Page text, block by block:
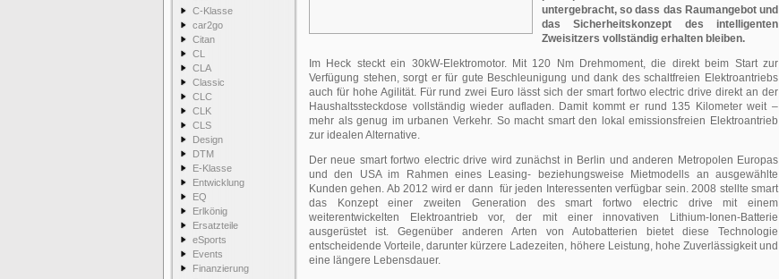
C-Klasse
car2go
Citan
CL
CLA
Classic
CLC
CLK
CLS
Design
DTM
E-Klasse
Entwicklung
EQ
Erlkönig
Ersatzteile
eSports
Events
Finanzierung
untergebracht, so dass das Raumangebot und
das Sicherheitskonzept des intelligenten
Zweisitzers vollständig erhalten bleiben.
Im Heck steckt ein 30kW-Elektromotor. Mit 120 Nm Drehmoment, die direkt beim Start zur
Verfügung stehen, sorgt er für gute Beschleunigung und dank des schaltfreien Elektroantriebs
auch für hohe Agilität. Für rund zwei Euro lässt sich der smart fortwo electric drive direkt an der
Haushaltssteckdose vollständig wieder aufladen. Damit kommt er rund 135 Kilometer weit –
mehr als genug im urbanen Verkehr. So macht smart den lokal emissionsfreien Elektroantrieb
zur idealen Alternative.
Der neue smart fortwo electric drive wird zunächst in Berlin und anderen Metropolen Europas
und den USA im Rahmen eines Leasing- beziehungsweise Mietmodells an ausgewählte
Kunden gehen. Ab 2012 wird er dann für jeden Interessenten verfügbar sein. 2008 stellte smart
das Konzept einer zweiten Generation des smart fortwo electric drive mit einem
weiterentwickelten Elektroantrieb vor, der mit einer innovativen Lithium-Ionen-Batterie
ausgerüstet ist. Gegenüber anderen Arten von Autobatterien bietet diese Technologie
entscheidende Vorteile, darunter kürzere Ladezeiten, höhere Leistung, hohe Zuverlässigkeit und
eine längere Lebensdauer.